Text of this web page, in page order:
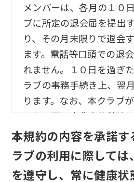
メンバーは、各月の１０
ブに所定の退会届を提出
り、その月末限りで退会
ます。電話等口頭での退
れません。１０日を過ぎ
ラブの事務手続き上、翌
ります。なお、本クラブ
しない限り会費支払義務
とします。
変更事項
本規約の内容を承諾す
ラブの利用に際しては
を遵守し、常に健康状
to
the
top
page.
if
you
an